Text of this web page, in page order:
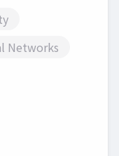
Networks